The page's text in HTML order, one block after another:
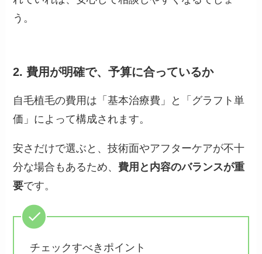
う。
2. 費用が明確で、予算に合っているか
自毛植毛の費用は「基本治療費」と「グラフト単
価」によって構成されます。
安さだけで選ぶと、技術面やアフターケアが不十
分な場合もあるため、費用と内容のバランスが重
要です。
チェックすべきポイント